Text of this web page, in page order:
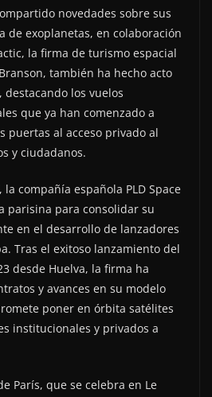
novedades sobre sus
de exoplanetas, en colaboración
la firma de turismo espacial
también ha hecho acto
los vuelos
que ya han comenzado a
puertas al acceso privado al
y ciudadanos.
compañía española PLD Space
parisina para consolidar su
en el desarrollo de lanzadores
Tras el exitoso lanzamiento del
desde Huelva, la firma ha
y avances en su modelo
poner en órbita satélites
institucionales y privados a
París, que se celebra en Le